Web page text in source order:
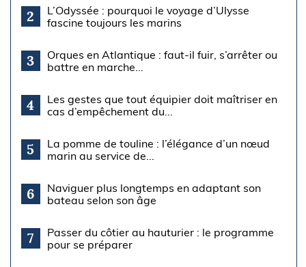
2
L’Odyssée : pourquoi le voyage d’Ulysse
fascine toujours les marins
3
Orques en Atlantique : faut-il fuir, s’arrêter ou
battre en marche...
4
Les gestes que tout équipier doit maîtriser en
cas d’empêchement du...
5
La pomme de touline : l’élégance d’un nœud
marin au service de...
6
Naviguer plus longtemps en adaptant son
bateau selon son âge
7
Passer du côtier au hauturier : le programme
pour se préparer